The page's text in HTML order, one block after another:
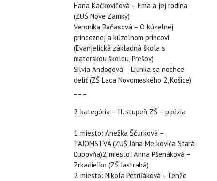
Hana Kačkovičová – Ema a jej rodina
(ZUŠ Nové Zámky)
Veronika Baňasová – O kúzelnej
princeznej a kúzelnom princovi
(Evanjelická základná škola s
materskou školou, Prešov)
Silvia Andogová – Lilinka sa nechce
deliť (ZŠ Laca Novomeského 2, Košice)
2. kategória – II. stupeň ZŠ – poézia
1. miesto: Anežka Ščurková –
TAJOMSTVÁ (ZUŠ Jána Melkoviča Stará
Ľubovňa)2. miesto: Anna Pšenáková –
Zrkadielko (ZŠ Jastrabá)
2. miesto: Nikola Petriľáková – Lenže